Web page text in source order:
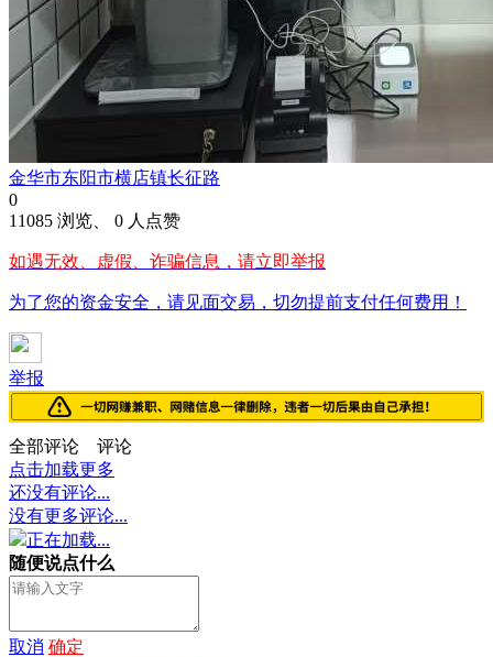
金华市东阳市横店镇长征路
0
11085 浏览、 0 人点赞
如遇无效、虚假、诈骗信息，请立即举报
为了您的资金安全，请见面交易，切勿提前支付任何费用！
举报
全部评论
评论
点击加载更多
还没有评论...
没有更多评论...
正在加载...
随便说点什么
取消 确定